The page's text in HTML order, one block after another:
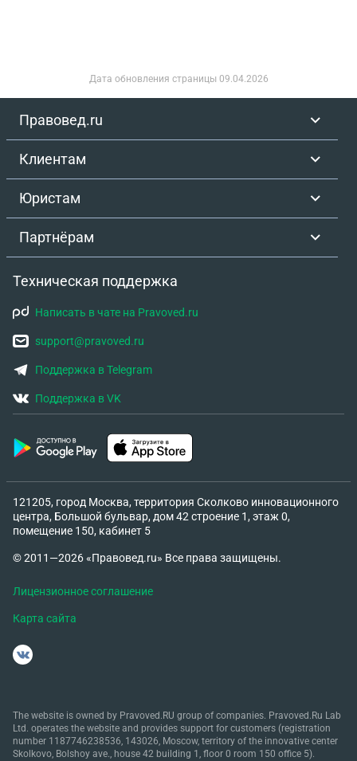
Дата обновления страницы 09.04.2026
Правовед.ru
Клиентам
Юристам
Партнёрам
Техническая поддержка
Написать в чате на Pravoved.ru
support@pravoved.ru
Поддержка в Telegram
Поддержка в VK
121205, город Москва, территория Сколково инновационного
центра, Большой бульвар, дом 42 строение 1, этаж 0,
помещение 150, кабинет 5
© 2011—2026 «Правовед.ru» Все права защищены.
Лицензионное соглашение
Карта сайта
The website is owned by Pravoved.RU group of companies. Pravoved.Ru Lab
Ltd. operates the website and provides support for customers (registration
number 1187746238536, 143026, Moscow, territory of the innovative center
Skolkovo, Bolshoy ave., house 42 building 1, floor 0 room 150 office 5).